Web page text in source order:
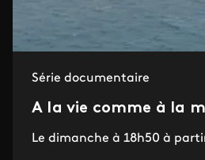
Série documentaire
A la vie comme à la
Le dimanche à 18h50 à